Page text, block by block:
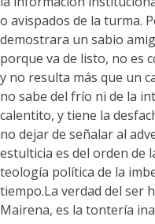
o avispados de la turma.
demostrara un sabio
porque va de listo, no es
y no resulta más que un
no sabe del frío ni de la
calentito, y tiene la
no dejar de señalar al
estulticia es del orden de
teología política de la
tiempo.La verdad del ser
Mairena, es la tontería